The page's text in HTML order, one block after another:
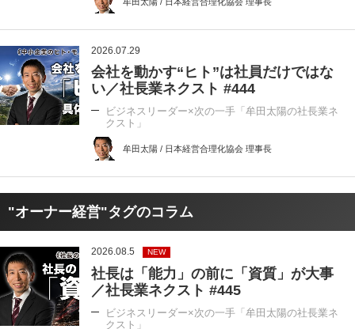
2026.07.29
会社を動かす“ヒト”は社員だけではな
い／社長業ネクスト #444
ビジネスリーダー×次の一手「牟田太陽の社長業ネ
クスト」
牟田太陽 / 日本経営合理化協会 理事長
"オーナー経営"タグのコラム
2026.08.5 NEW
社長は「能力」の前に「資質」が大事
／社長業ネクスト #445
ビジネスリーダー×次の一手「牟田太陽の社長業ネ
クスト」